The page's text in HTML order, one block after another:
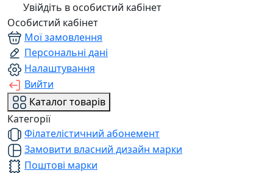
Увійдіть в особистий кабінет
Особистий кабінет
Мої замовлення
Персональні дані
Налаштування
Вийти
Каталог товарів
Категорії
Філателістичний абонемент
Замовити власний дизайн марки
Поштові марки